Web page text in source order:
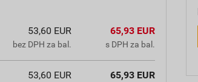
53,60 EUR
bez DPH za bal.
65,93 EUR
s DPH za bal.
53,60 EUR 65,93 EUR